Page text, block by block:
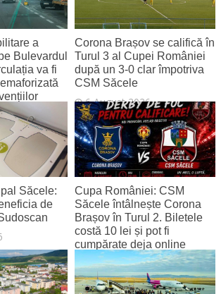
a
Bulevardul
va fi
Corona Brașov se califică în
Turul 3 al Cupei României
după un 3-0 clar împotriva
CSM Săcele
6 August 2026
Săcele:
de
Cupa României: CSM
Săcele întâlnește Corona
Brașov în Turul 2. Biletele
costă 10 lei și pot fi
cumpărate deja online
4 August 2026